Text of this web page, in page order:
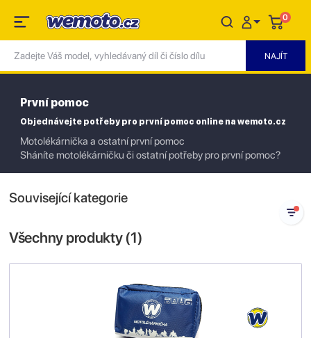
0
První pomoc
Objednávejte potřeby pro první pomoc online na wemoto.cz
Motolékárnička a ostatní první pomoc
Sháníte motolékárničku či ostatní potřeby pro první pomoc?
Související kategorie
Všechny produkty (1)